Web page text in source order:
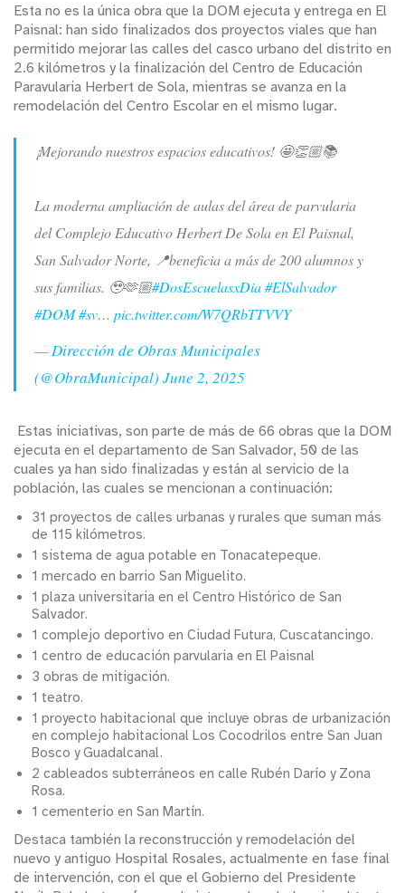
Esta no es la única obra que la DOM ejecuta y entrega en El
Paisnal: han sido finalizados dos proyectos viales que han
permitido mejorar las calles del casco urbano del distrito en
2.6 kilómetros y la finalización del Centro de Educación
Paravularia Herbert de Sola, mientras se avanza en la
remodelación del Centro Escolar en el mismo lugar.
¡Mejorando nuestros espacios educativos! 🤩👏🏼📚
La moderna ampliación de aulas del área de parvularia
del Complejo Educativo Herbert De Sola en El Paisnal,
San Salvador Norte, 📍beneficia a más de 200 alumnos y
sus familias. 🥹🫶🏼#DosEscuelasxDia#ElSalvador
#DOM#sv… pic.twitter.com/W7QRbTTVVY
— Dirección de Obras Municipales
(@ObraMunicipal) June 2, 2025
Estas iniciativas, son parte de más de 66 obras que la DOM
ejecuta en el departamento de San Salvador, 50 de las
cuales ya han sido finalizadas y están al servicio de la
población, las cuales se mencionan a continuación:
31 proyectos de calles urbanas y rurales que suman más
de 115 kilómetros.
1 sistema de agua potable en Tonacatepeque.
1 mercado en barrio San Miguelito.
1 plaza universitaria en el Centro Histórico de San
Salvador.
1 complejo deportivo en Ciudad Futura, Cuscatancingo.
1 centro de educación parvularia en El Paisnal
3 obras de mitigación.
1 teatro.
1 proyecto habitacional que incluye obras de urbanización
en complejo habitacional Los Cocodrilos entre San Juan
Bosco y Guadalcanal.
2 cableados subterráneos en calle Rubén Darío y Zona
Rosa.
1 cementerio en San Martín.
Destaca también la reconstrucción y remodelación del
nuevo y antiguo Hospital Rosales, actualmente en fase final
de intervención, con el que el Gobierno del Presidente